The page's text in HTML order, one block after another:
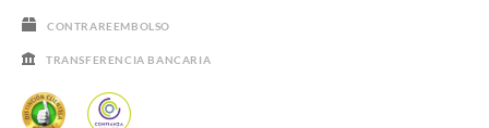
CONTRAREEMBOLSO
TRANSFERENCIA BANCARIA